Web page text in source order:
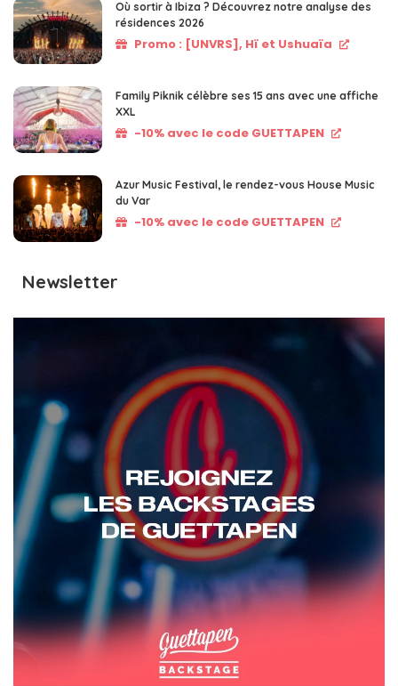
Où sortir à Ibiza ? Découvrez notre analyse des
résidences 2026
Promo : [UNVRS], Hï et Ushuaïa
Family Piknik célèbre ses 15 ans avec une affiche
XXL
-10% avec le code GUETTAPEN
Azur Music Festival, le rendez-vous House Music
du Var
-10% avec le code GUETTAPEN
Newsletter